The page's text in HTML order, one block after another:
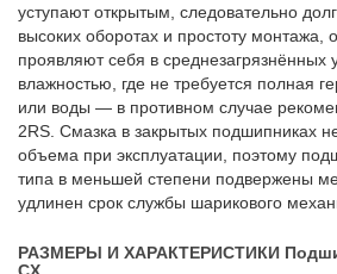
уступают открытым, следовательно
высоких оборотах и простоту монтажа,
проявляют себя в среднезагрязнённых
влажностью, где не требуется полная
или воды — в противном случае
2RS. Смазка в закрытых подшипниках
объема при эксплуатации, поэтому
типа в меньшей степени подвержены
удлинен срок службы шарикового
РАЗМЕРЫ И ХАРАКТЕРИСТИКИ